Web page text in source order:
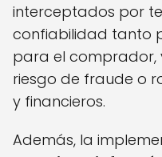
interceptados por
confiabilidad tanto
para el comprador,
riesgo de fraude o
y financieros.
Además, la